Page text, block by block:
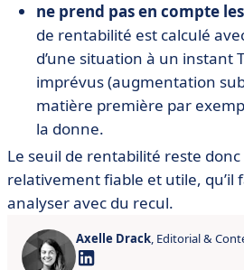
ne prend pas en compte
de rentabilité est calculé
d’une situation à un instant
imprévus (augmentation
matière première par
la donne.
Le seuil de rentabilité reste
relativement fiable et utile, qu’il
analyser avec du recul.
Axelle Drack, Editorial &